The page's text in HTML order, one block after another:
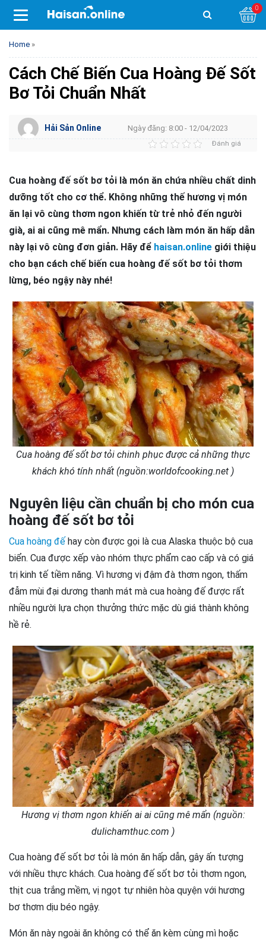
0
Home »
Cách Chế Biến Cua Hoàng Đế Sốt
Bơ Tỏi Chuẩn Nhất
Hải Sản Online Ngày đăng: 8:00 - 12/04/2023
Đánh giá
Cua hoàng đế sốt bơ tỏi là món ăn chứa nhiều chất dinh
dưỡng tốt cho cơ thể. Không những thế hương vị món
ăn lại vô cùng thơm ngon khiến từ trẻ nhỏ đến người
già, ai ai cũng mê mẩn. Nhưng cách làm món ăn hấp dẫn
này lại vô cùng đơn giản. Hãy để haisan.online giới thiệu
cho bạn cách chế biến cua hoàng đế sốt bơ tỏi thơm
lừng, béo ngậy này nhé!
Cua hoàng đế sốt bơ tỏi chinh phục được cả những thực
khách khó tính nhất (nguồn:worldofcooking.net )
Nguyên liệu cần chuẩn bị cho món cua
hoàng đế sốt bơ tỏi
Cua hoàng đế hay còn được gọi là cua Alaska thuộc bộ cua
biển. Cua được xếp vào nhóm thực phẩm cao cấp và có giá
trị kinh tế tiềm năng. Vì hương vị đậm đà thơm ngon, thấm
đẫm mùi đại dương thanh mát mà cua hoàng đế được rất
nhiều người lựa chọn thưởng thức mặc dù giá thành không
hề rẻ.
Hương vị thơm ngon khiến ai ai cũng mê mẩn (nguồn:
dulichamthuc.com )
Cua hoàng đế sốt bơ tỏi là món ăn hấp dẫn, gây ấn tượng
với nhiều thực khách. Cua hoàng đế sốt bơ tỏi thơm ngon,
thịt cua trắng mềm, vị ngọt tự nhiên hòa quyện với hương
bơ thơm dịu béo ngậy.
Món ăn này ngoài ăn không có thể ăn kèm cùng mì hoặc